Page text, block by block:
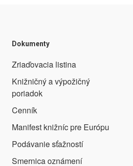
Dokumenty
Zriaďovacia listina
Knižničný a výpožičný
poriadok
Cenník
Manifest knižníc pre Európu
Podávanie sťažností
Smernica oznámení